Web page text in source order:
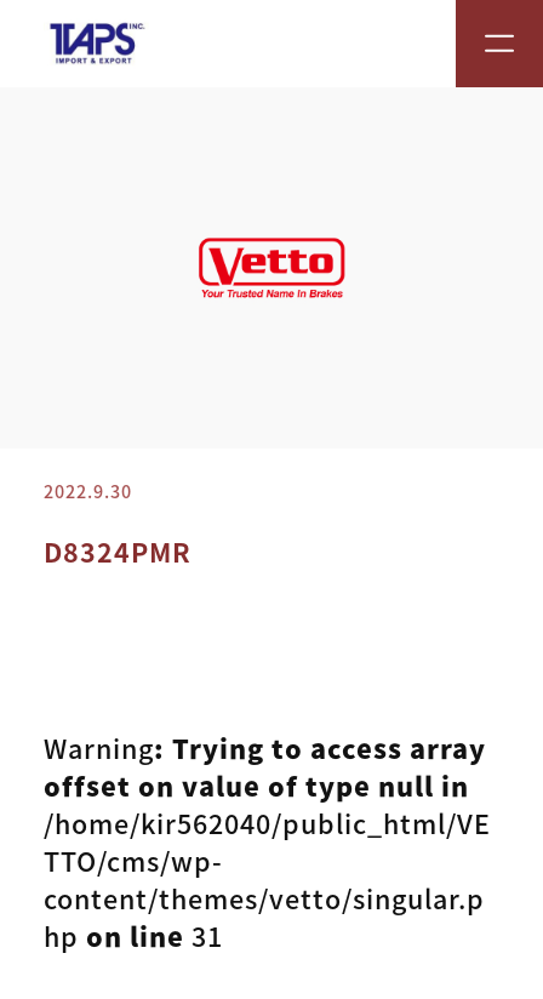
2022.9.30
D8324PMR
Warning: Trying to access array
offset on value of type null in
/home/kir562040/public_html/VE
TTO/cms/wp-
content/themes/vetto/singular.p
hp on line 31